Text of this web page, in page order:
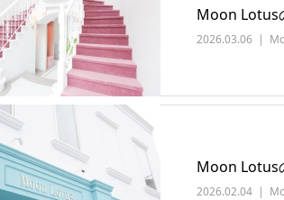
Moon Lotus
2026.03.06
Moon Lotus
2026.02.04